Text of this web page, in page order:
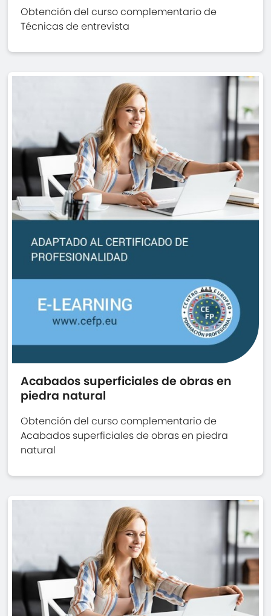
Obtención del curso complementario de
Técnicas de entrevista
Acabados superficiales de obras en
piedra natural
Obtención del curso complementario de
Acabados superficiales de obras en piedra
natural